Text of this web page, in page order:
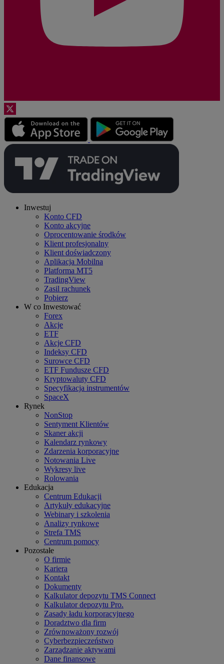
Inwestuj
Konto CFD
Konto akcyjne
Oprocentowanie środków
Klient profesjonalny
Klient doświadczony
Aplikacja Mobilna
Platforma MT5
TradingView
Zasil rachunek
Pobierz
W co Inwestować
Forex
Akcje
ETF
Akcje CFD
Indeksy CFD
Surowce CFD
ETF Fundusze CFD
Kryptowaluty CFD
Specyfikacja instrumentów
SpaceX
Rynek
NonStop
Sentyment Klientów
Skaner akcji
Kalendarz rynkowy
Zdarzenia korporacyjne
Notowania Live
Wykresy live
Rolowania
Edukacja
Centrum Edukacji
Artykuły edukacyjne
Webinary i szkolenia
Analizy rynkowe
Strefa TMS
Centrum pomocy
Pozostałe
O firmie
Kariera
Kontakt
Dokumenty
Kalkulator depozytu TMS Connect
Kalkulator depozytu Pro.
Zasady ładu korporacyjnego
Doradztwo dla firm
Zrównoważony rozwój
Cyberbezpieczeństwo
Zarządzanie aktywami
Dane finansowe